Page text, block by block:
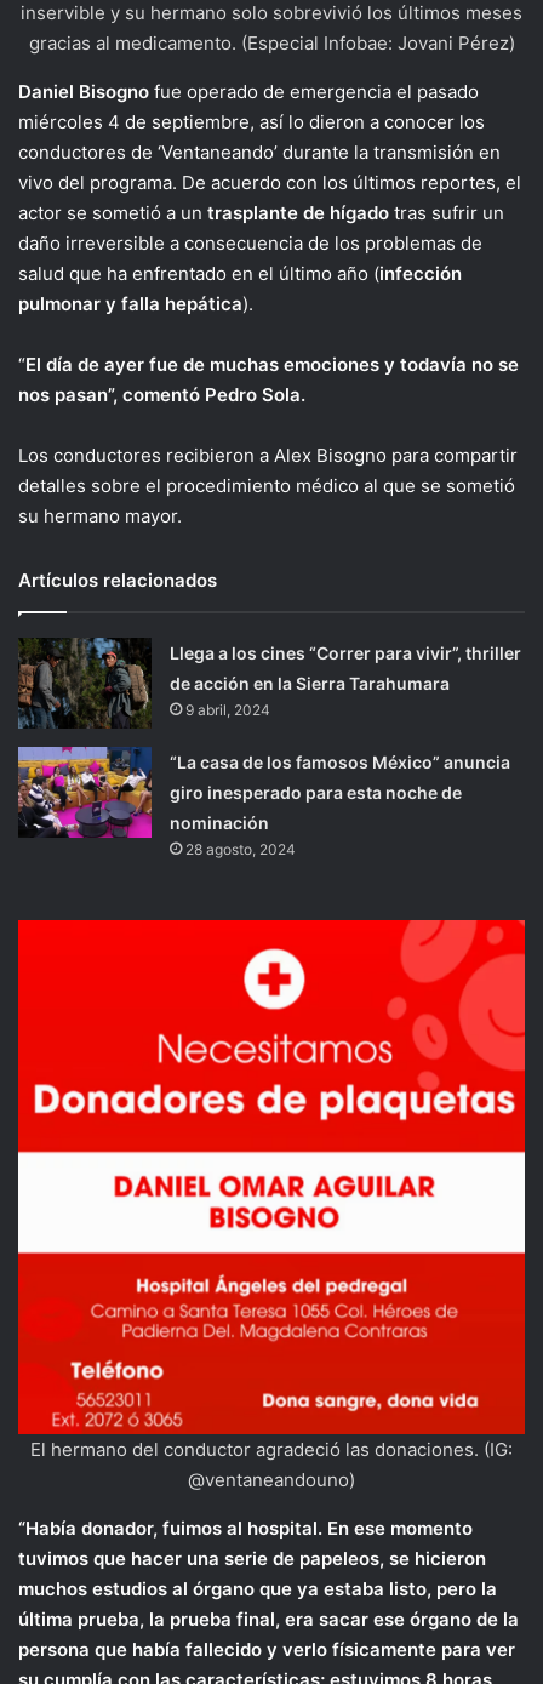
inservible y su hermano solo sobrevivió los últimos meses
gracias al medicamento. (Especial Infobae: Jovani Pérez)
Daniel Bisogno fue operado de emergencia el pasado
miércoles 4 de septiembre, así lo dieron a conocer los
conductores de ‘Ventaneando’ durante la transmisión en
vivo del programa. De acuerdo con los últimos reportes, el
actor se sometió a un trasplante de hígado tras sufrir un
daño irreversible a consecuencia de los problemas de
salud que ha enfrentado en el último año (infección
pulmonar y falla hepática).
“El día de ayer fue de muchas emociones y todavía no se
nos pasan”, comentó Pedro Sola.
Los conductores recibieron a Alex Bisogno para compartir
detalles sobre el procedimiento médico al que se sometió
su hermano mayor.
Artículos relacionados
Llega a los cines “Correr para vivir”, thriller
de acción en la Sierra Tarahumara
9 abril, 2024
“La casa de los famosos México” anuncia
giro inesperado para esta noche de
nominación
28 agosto, 2024
El hermano del conductor agradeció las donaciones. (IG:
@ventaneandouno)
“Había donador, fuimos al hospital. En ese momento
tuvimos que hacer una serie de papeleos, se hicieron
muchos estudios al órgano que ya estaba listo, pero la
última prueba, la prueba final, era sacar ese órgano de la
persona que había fallecido y verlo físicamente para ver